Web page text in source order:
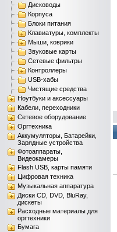
Дисководы
Корпуса
Блоки питания
Клавиатуры, комплекты
Мыши, коврики
Звуковые карты
Сетевые фильтры
Контроллеры
USB-хабы
Чистящие средства
Ноутбуки и аксессуары
Кабели, переходники
Сетевое оборудование
Оргтехника
Аккумуляторы, Батарейки,
Зарядные устройства
Фотоаппараты,
Видеокамеры
Flash USB, карты памяти
Цифровая техника
Музыкальная аппаратура
Диски CD, DVD, BluRay,
дискеты
Расходные материалы для
оргтехники
Бумага